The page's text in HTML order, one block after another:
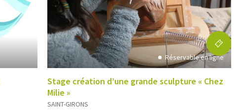
Réservable en ligne
Stage création d’une grande sculpture « Chez
Milie »
SAINT-GIRONS